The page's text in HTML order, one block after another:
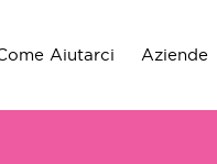
Aiutarci Aziende